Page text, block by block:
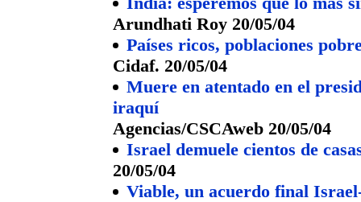
Arundhati Roy 20/05/04
Países ricos, poblaciones
Cidaf. 20/05/04
Muere en atentado en el
iraquí
Agencias/CSCAweb 20/05/04
Israel demuele cientos de
20/05/04
Viable, un acuerdo final